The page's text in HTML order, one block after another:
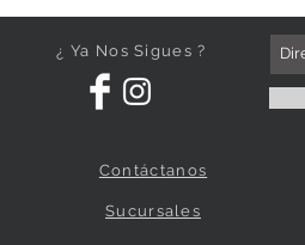
¿ Ya Nos Sigues ?
Contáctanos
Sucursales